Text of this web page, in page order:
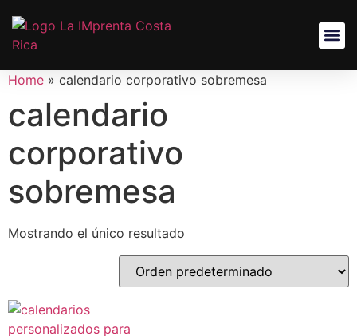
Home » calendario corporativo sobremesa
calendario
corporativo
sobremesa
Mostrando el único resultado